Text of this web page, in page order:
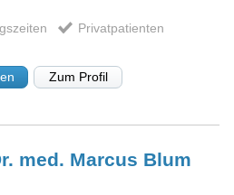
Privatpatienten
Zum Profil
med. Marcus Blum